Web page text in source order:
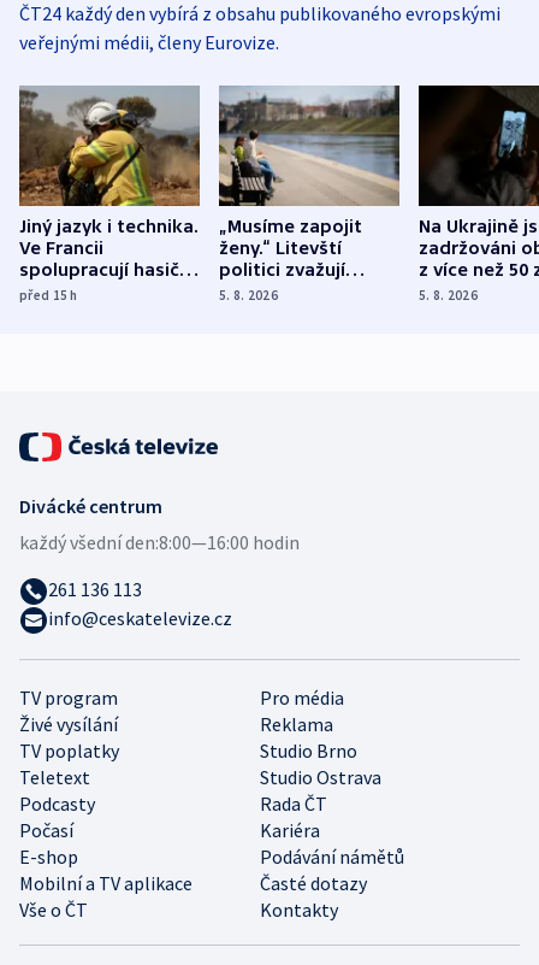
ČT24 každý den vybírá z obsahu publikovaného evropskými
veřejnými médii, členy Eurovize.
Jiný jazyk i technika.
Ve Francii
spolupracují hasiči z
různých zemí
před 15h
„Musíme zapojit
ženy.“ Litevští
politici zvažují
dohodu o
5. 8. 2026
Na Ukrajině
zadržováni
z více než 50
Bojovali na
5. 8. 2026
TV program
Pro média
Živé vysílání
Reklama
TV poplatky
Studio Brno
Teletext
Studio Ostrava
Podcasty
Rada ČT
Počasí
Kariéra
E-shop
Podávání námětů
Mobilní a TV aplikace
Časté dotazy
Vše o ČT
Kontakty
Divácké centrum
každý všední den:8:00—16:00 hodin
261 136 113
info@ceskatelevize.cz